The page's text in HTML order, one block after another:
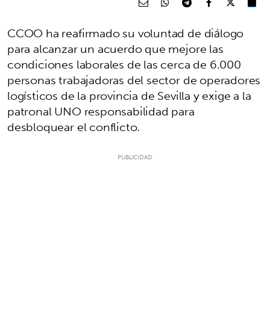
CCOO ha reafirmado su voluntad de diálogo
para alcanzar un acuerdo que mejore las
condiciones laborales de las cerca de 6.000
personas trabajadoras del sector de operadores
logísticos de la provincia de Sevilla y exige a la
patronal UNO responsabilidad para
desbloquear el conflicto.